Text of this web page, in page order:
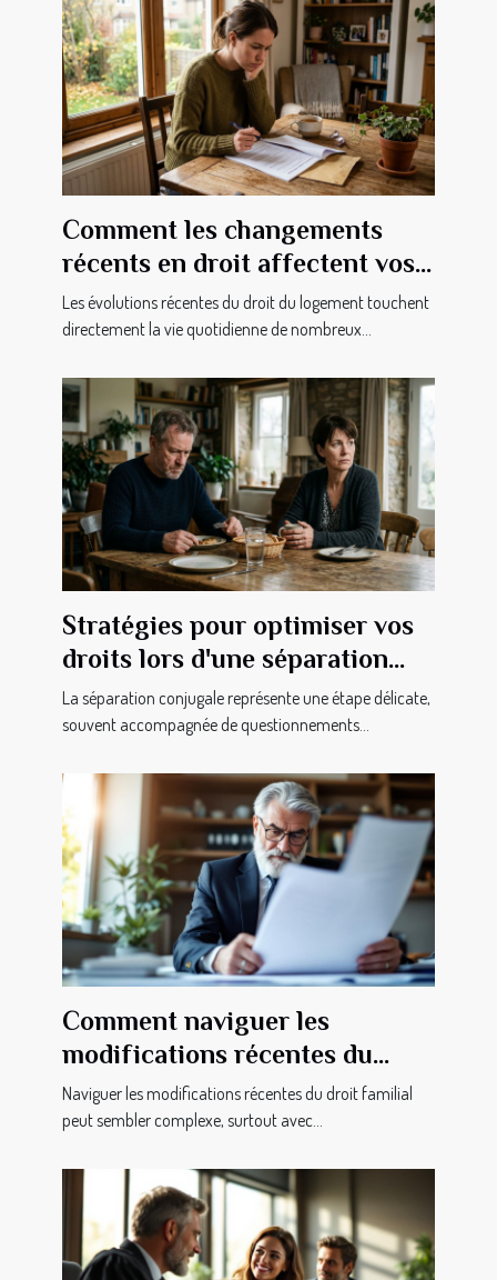
Comment les changements
récents en droit affectent vos
droits en tant que locataire ?
Les évolutions récentes du droit du logement touchent
directement la vie quotidienne de nombreux...
Stratégies pour optimiser vos
droits lors d'une séparation
conjugale
La séparation conjugale représente une étape délicate,
souvent accompagnée de questionnements...
Comment naviguer les
modifications récentes du
droit familial ?
Naviguer les modifications récentes du droit familial
peut sembler complexe, surtout avec...